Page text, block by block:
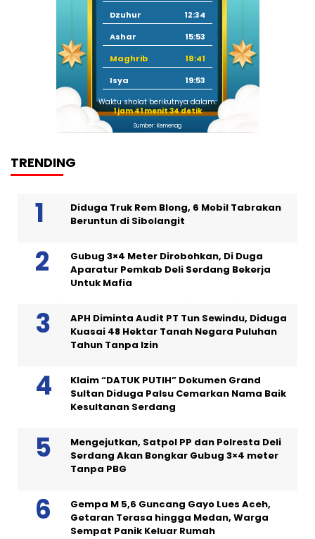
Dzuhur
12:34
Ashar
15:53
Maghrib
18:41
Isya
19:53
Waktu sholat berikutnya dalam:
1 jam 41 menit 33 detik
Sumber: Kemenag
TRENDING
Diduga Truk Rem Blong, 6 Mobil Tabrakan
Beruntun di Sibolangit
Gubug 3×4 Meter Dirobohkan, Di Duga
Aparatur Pemkab Deli Serdang Bekerja
Untuk Mafia
APH Diminta Audit PT Tun Sewindu, Diduga
Kuasai 48 Hektar Tanah Negara Puluhan
Tahun Tanpa Izin
Klaim “DATUK PUTIH” Dokumen Grand
Sultan Diduga Palsu Cemarkan Nama Baik
Kesultanan Serdang
Mengejutkan, Satpol PP dan Polresta Deli
Serdang Akan Bongkar Gubug 3×4 meter
Tanpa PBG
Gempa M 5,6 Guncang Gayo Lues Aceh,
Getaran Terasa hingga Medan, Warga
Sempat Panik Keluar Rumah